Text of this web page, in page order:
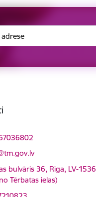
bulvāris 36, Rīga, LV-1536
Tērbatas ielas)